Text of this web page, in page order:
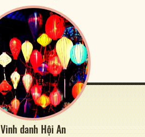
Vinh danh Hội An